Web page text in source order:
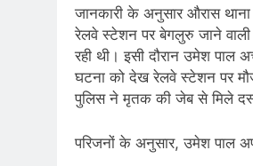
जानकारी के अनुसार औरास
रेलवे स्टेशन पर बेगलुरु जाने
रही थी। इसी दौरान उमेश
घटना को देख रेलवे स्टेशन पर
पुलिस ने मृतक की जेब से मिले
परिजनों के अनुसार, उमेश पाल